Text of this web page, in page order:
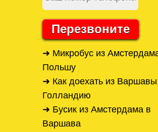
Перезвоните
➜ Микробус из
Польшу
➜ Как доехать из
Голландию
➜ Бусик из Амстердама в
Варшава